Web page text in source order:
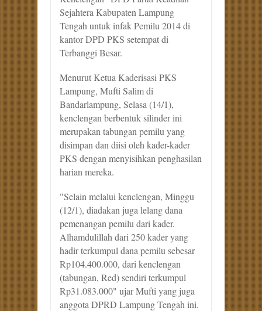
Sejahtera Kabupaten Lampung
Tengah untuk infak Pemilu 2014 di
kantor DPD PKS setempat di
Terbanggi Besar.
Menurut Ketua Kaderisasi PKS
Lampung, Mufti Salim di
Bandarlampung, Selasa (14/1),
kenclengan berbentuk silinder ini
merupakan tabungan pemilu yang
disimpan dan diisi oleh kader-kader
PKS dengan menyisihkan penghasilan
harian mereka.
"Selain melalui kenclengan, Minggu
(12/1), diadakan juga lelang dana
pemenangan pemilu dari kader.
Alhamdulillah dari 250 kader yang
hadir terkumpul dana pemilu sebesar
Rp104.400.000, dari kenclengan
(tabungan, Red) sendiri terkumpul
Rp31.083.000" ujar Mufti yang juga
anggota DPRD Lampung Tengah ini.